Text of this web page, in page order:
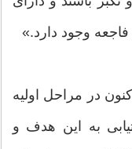
وجود دارد.»
در مراحل اولیه
به این هدف و